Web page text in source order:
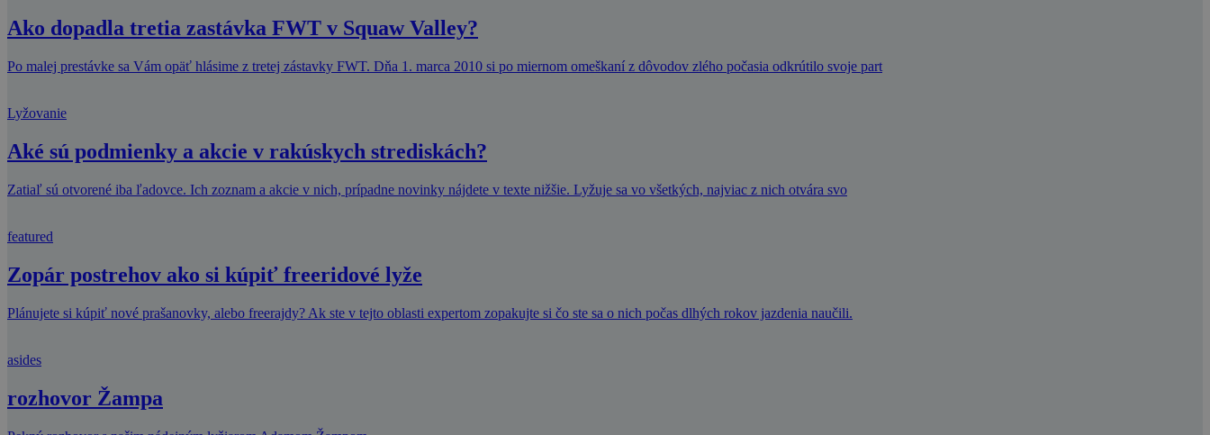
Ako dopadla tretia zastávka FWT v Squaw Valley?
Po malej prestávke sa Vám opäť hlásime z tretej zástavky FWT. Dňa 1. marca 2010 si po miernom omeškaní z dôvodov zlého počasia odkrútilo svoje part
Lyžovanie
Aké sú podmienky a akcie v rakúskych strediskách?
Zatiaľ sú otvorené iba ľadovce. Ich zoznam a akcie v nich, prípadne novinky nájdete v texte nižšie. Lyžuje sa vo všetkých, najviac z nich otvára svo
featured
Zopár postrehov ako si kúpiť freeridové lyže
Plánujete si kúpiť nové prašanovky, alebo freerajdy? Ak ste v tejto oblasti expertom zopakujte si čo ste sa o nich počas dlhých rokov jazdenia naučili.
asides
rozhovor Žampa